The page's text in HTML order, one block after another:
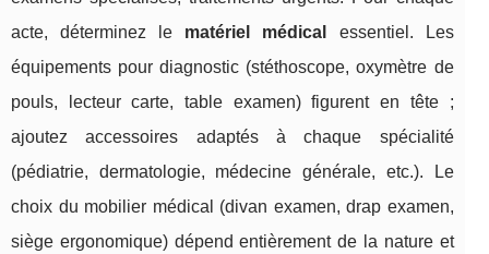
acte, déterminez le matériel médical
essentiel. Les
équipements pour diagnostic (stéthoscope, oxymètre de
pouls, lecteur carte, table examen) figurent en tête ;
ajoutez accessoires adaptés à chaque spécialité
(pédiatrie, dermatologie, médecine générale, etc.). Le
choix du mobilier médical (divan examen, drap examen,
siège ergonomique) dépend entièrement de la nature et